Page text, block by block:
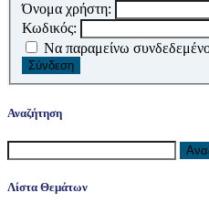
Όνομα χρήστη:
Κωδικός:
Να παραμείνω
Σύνδεση
Αναζήτηση
Αναζήτηση
για:
Λίστα Θεμάτων